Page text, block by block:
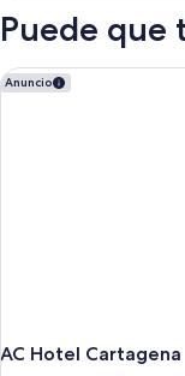
(La
14)
Puede que
Anuncio
AC Hotel Cartagena
AC Hotel Cartagena